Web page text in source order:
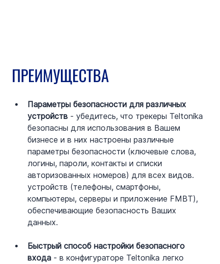
ПРЕИМУЩЕСТВА
Параметры безопасности для различных
устройств - убедитесь, что трекеры Teltonika
безопасны для использования в Вашем
бизнесе и в них настроены различные
параметры безопасности (ключевые слова,
логины, пароли, контакты и списки
авторизованных номеров) для всех видов.
устройств (телефоны, смартфоны,
компьютеры, серверы и приложение FMBT),
обеспечивающие безопасность Ваших
данных.
Быстрый способ настройки безопасного
входа - в конфигураторе Teltonika легко